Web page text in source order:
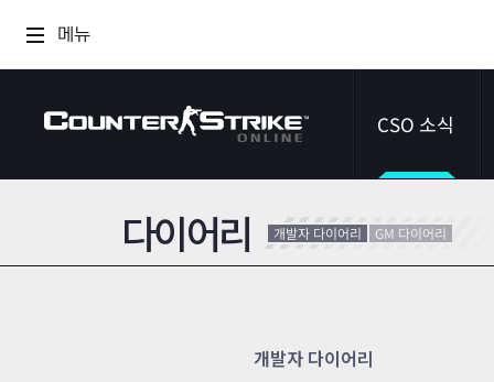
메뉴
CSO 소식
공지사항
다이어리 개발자 다이어리 GM 다이어리
개발자 다이어리